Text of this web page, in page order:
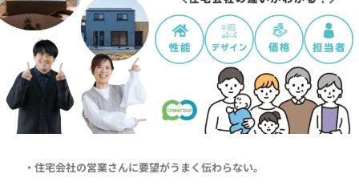
・住宅会社の営業さんに要望がうまく伝わらない。